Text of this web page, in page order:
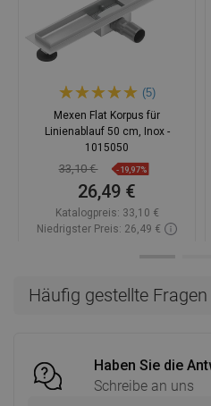
Häufig gestellte Fragen
Haben Sie die
Schreibe an uns
(5)
Mexen Flat Korpus für
Linienablauf 50 cm, Inox -
1015050
33,10 € -19,97%
26,49 €
Katalogpreis: 33,10 €
Niedrigster Preis: 26,49 €